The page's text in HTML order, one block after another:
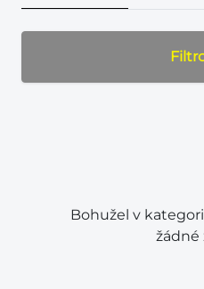
Bohužel v
žádné